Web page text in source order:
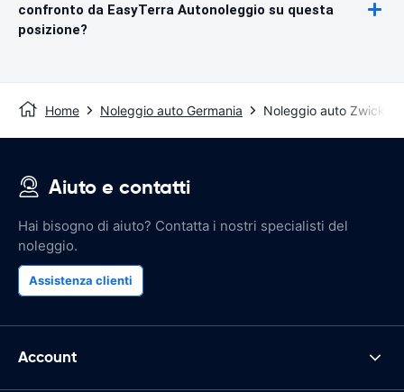
confronto da EasyTerra Autonoleggio su questa
posizione?
Home Noleggio auto Germania Noleggio auto Zwickau
Aiuto e contatti
Hai bisogno di aiuto? Contatta i nostri specialisti del
noleggio.
Assistenza clienti
Account